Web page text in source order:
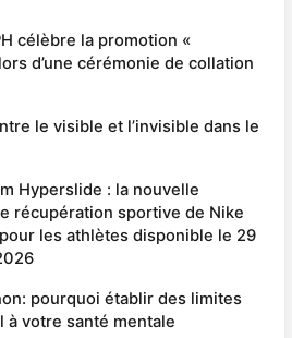
célèbre la promotion «
d’une cérémonie de collation
le visible et l’invisible dans le
Hyperslide : la nouvelle
récupération sportive de Nike
les athlètes disponible le 29
pourquoi établir des limites
à votre santé mentale